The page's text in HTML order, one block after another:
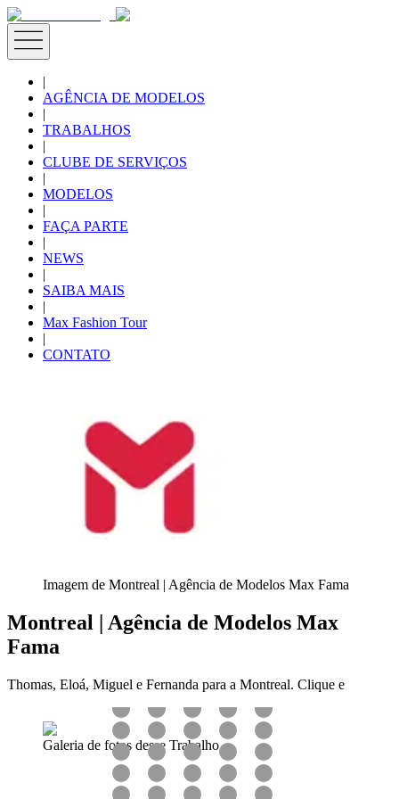
|
AGÊNCIA DE MODELOS
|
TRABALHOS
|
CLUBE DE SERVIÇOS
|
MODELOS
|
FAÇA PARTE
|
NEWS
|
SAIBA MAIS
|
Max Fashion Tour
|
CONTATO
Imagem de Montreal | Agência de Modelos Max Fama
Montreal | Agência de Modelos Max
Fama
Thomas, Eloá, Miguel e Fernanda para a Montreal. Clique e
Galeria de fotos desse Trabalho